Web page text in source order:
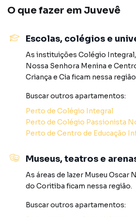
deseja mais informações sobre
Curitiba? Entre em contato com
telefone (41) 3282-8100.
residenciais e comerciais, sobrados,
barracões para venda ou locação,
empreendimentos em construção
planta em Juvevê e em outras
que mais combina com seu estilo de
Negocie seu imóvel de forma
segurança e tranquilidade. Na Haas
estando na cidade e com a
O que fazer em Juvevê
Escolas, colégios e
As instituições Colégio Integral,
Nossa Senhora Menina e
Criança e Cia ficam nessa
Buscar outros apartamentos:
Perto de Colégio Integral
Perto de Colégio Passionista
Perto de Centro de Educação
Museus, teatros e
As áreas de lazer Museu Oscar
do Coritiba ficam nessa região.
Buscar outros apartamentos: